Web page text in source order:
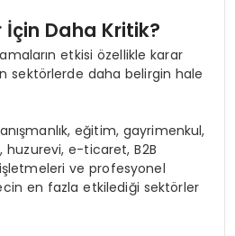
Daha Kritik?
etkisi özellikle karar
sektörlerde daha belirgin hale
eğitim, gayrimenkul,
huzurevi, e-ticaret, B2B
ve profesyonel
en fazla etkilediği sektörler